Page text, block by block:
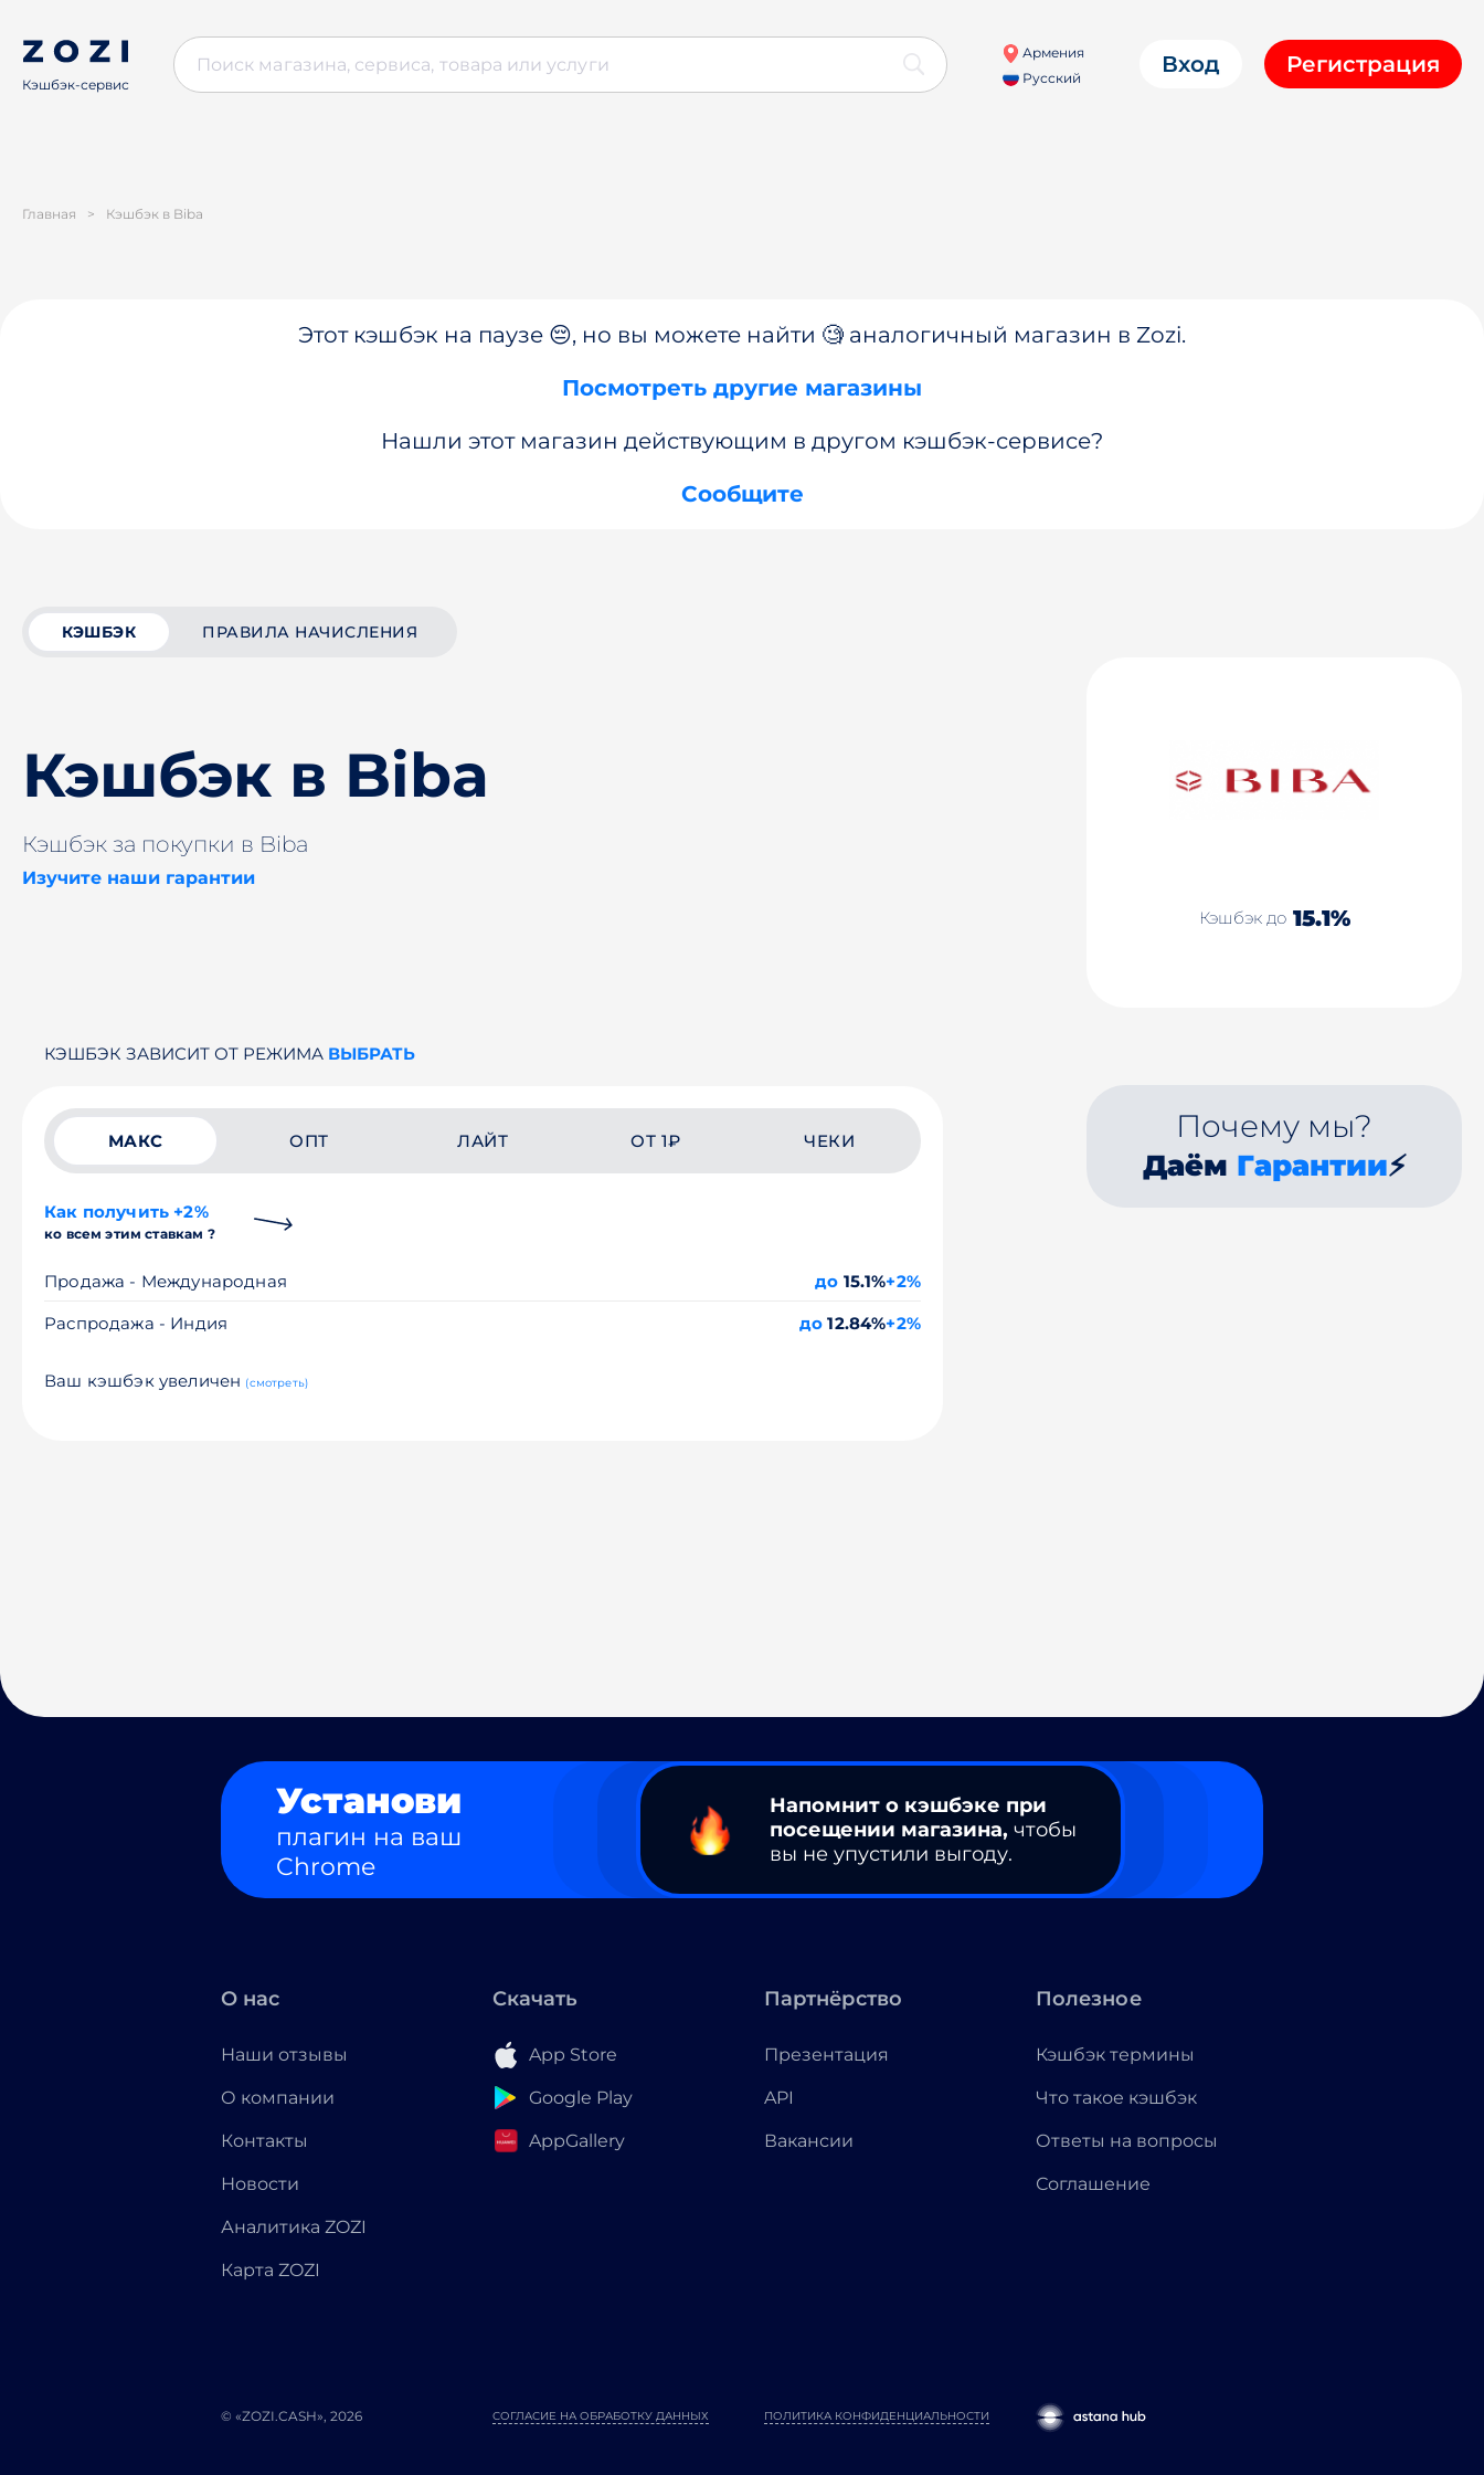
Кэшбэк-сервис
Армения
Русский
Вход Регистрация
Главная > Кэшбэк в Biba
Этот кэшбэк на паузе 😔, но вы можете найти 🧐 аналогичный магазин в Zozi.
Посмотреть другие магазины
Нашли этот магазин действующим в другом кэшбэк-сервисе?
Сообщите
КЭШБЭК ПРАВИЛА НАЧИСЛЕНИЯ
Кэшбэк в Biba
Кэшбэк за покупки в Biba
Изучите наши гарантии
Кэшбэк до 15.1%
КЭШБЭК ЗАВИСИТ ОТ РЕЖИМА ВЫБРАТЬ
МАКС ОПТ ЛАЙТ ОТ 1₽ ЧЕКИ
Как получить +2%
ко всем этим ставкам ?
Продажа - Международная до 15.1%+2%
Распродажа - Индия
до 12.84%+2%
Ваш кэшбэк увеличен (смотреть)
Почему мы?
Даём Гарантии⚡
Установи
плагин на ваш
Chrome
Напомнит о кэшбэке при
посещении магазина, чтобы
вы не упустили выгоду.
О нас
Наши отзывы
О компании
Контакты
Новости
Аналитика ZOZI
Карта ZOZI
Скачать
App Store
Google Play
AppGallery
Партнёрство
Презентация
API
Вакансии
Полезное
Кэшбэк термины
Что такое кэшбэк
Ответы на вопросы
Соглашение
© «ZOZI.CASH», 2026 ПОЛИТИКА КОНФИДЕНЦИАЛЬНОСТИ
СОГЛАСИЕ НА ОБРАБОТКУ ДАННЫХ